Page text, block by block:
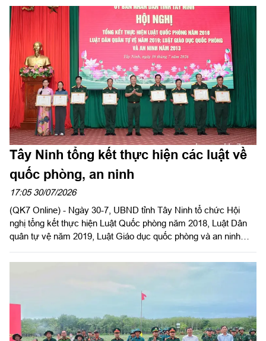
hỗ trợ xây dựng các công trình trong thời gian từ ngày 02/8 đến
ngày 31/8/2026.
Tây Ninh tổng kết thực hiện các luật về
quốc phòng, an ninh
17:05 30/07/2026
(QK7 Online) - Ngày 30-7, UBND tỉnh Tây Ninh tổ chức Hội
nghị tổng kết thực hiện Luật Quốc phòng năm 2018, Luật Dân
quân tự vệ năm 2019, Luật Giáo dục quốc phòng và an ninh
khu 7 dự và phát biểu chỉ đạo. Đại tá Trần Đình Hưng, Phó Chỉ
UBND tỉnh chủ trì hội nghị. Dự Hội nghị có Đại tá Bùi Đăng
Ninh, Chính ủy Bộ CHQS tỉnh.